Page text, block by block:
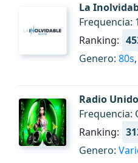
La
Frequencia:
Ranking:
Genero: 80s,
Radio
Frequencia:
Ranking:
Genero: